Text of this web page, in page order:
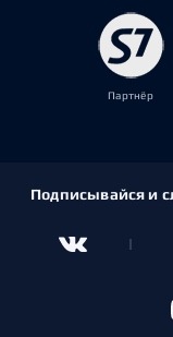
Партнёр
Подписывайся и